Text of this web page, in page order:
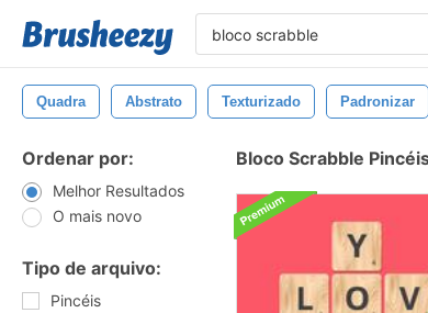
Quadra Abstrato Texturizado Padronizar
Ordenar por:
Melhor Resultados
O mais novo
Tipo de arquivo:
Pincéis
Bloco Scrabble